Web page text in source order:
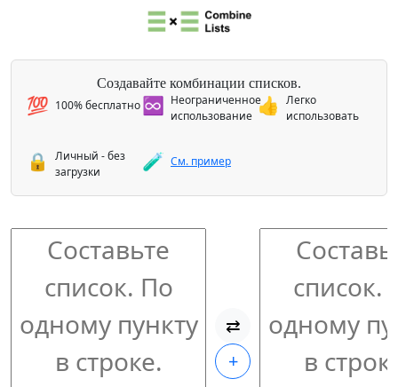
Создавайте комбинации списков.
💯 100% бесплатно ♾️
Неограниченное
использование 👍 Легко
использовать
🔒
Личный - без
загрузки
🧪 См. пример
⇄
+